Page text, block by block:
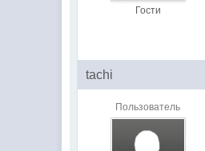
Гости
tachi
Пользователь